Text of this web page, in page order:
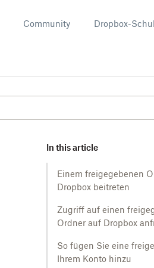
Community Dropbox-
In this article
Einem freigegebenen
Dropbox beitreten
Zugriff auf einen
Ordner auf Dropbox
So fügen Sie eine
Ihrem Konto hinzu